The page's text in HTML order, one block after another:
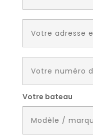
Votre bateau